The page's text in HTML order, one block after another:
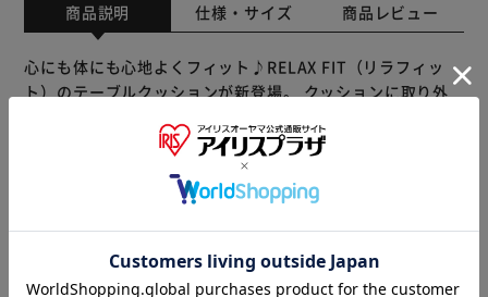
商品説明 仕様・サイズ 商品レビュー
心にも体にも心地よくフィット♪RELAX FIT（リラフィッ
ト）のテーブルクッションが新登場。 クッションに取り外
の面ファスナーで、クッション裏面に貼り付けるだけ。あっ
という間に膝の上に乗せるミニテーブルが完成！ ・4通りの
使い方ができて、とっても便利♪ カフェテーブル…軽食や
のタブレットを置いて、動画視聴もラクラク。 クッショ
ン…テーブル天板を下にすれば、肘置きクッションや枕に。
※製品は予告なく仕様を変更する場合がございます。あらか